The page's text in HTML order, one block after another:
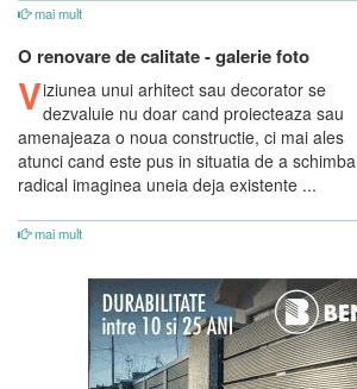
mai mult
O renovare de calitate - galerie foto
Viziunea unui arhitect sau decorator se
dezvaluie nu doar cand proiecteaza sau
amenajeaza o noua constructie, ci mai ales
atunci cand este pus in situatia de a schimba
radical imaginea uneia deja existente ...
mai mult